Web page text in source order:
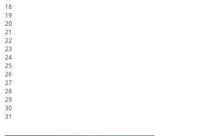
18
19
20
21
22
23
24
25
26
27
28
29
30
31